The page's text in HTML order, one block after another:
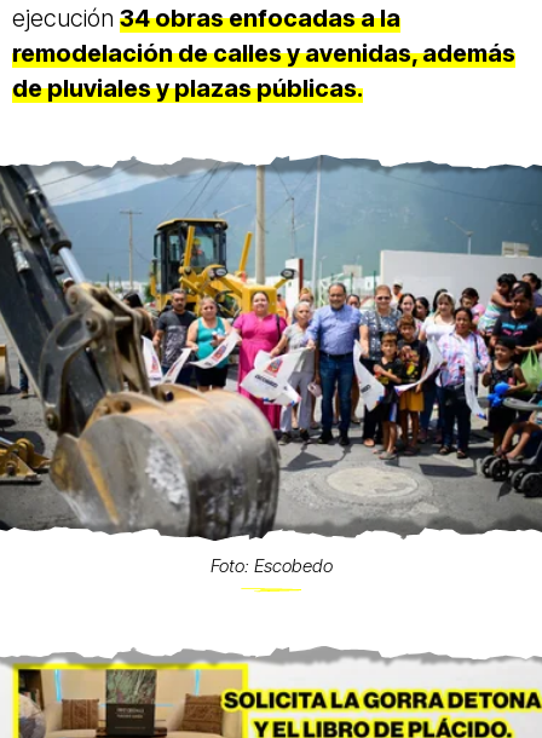
ejecución 34 obras enfocadas a la
remodelación de calles y avenidas, además
de pluviales y plazas públicas.
Foto: Escobedo